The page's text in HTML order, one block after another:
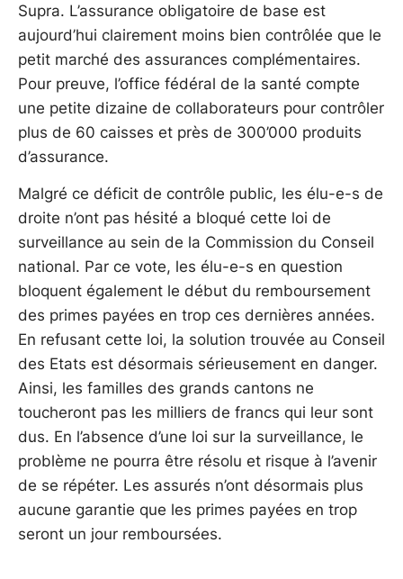
Supra. L’assurance obligatoire de base est
aujourd’hui clairement moins bien contrôlée que le
petit marché des assurances complémentaires.
Pour preuve, l’office fédéral de la santé compte
une petite dizaine de collaborateurs pour contrôler
plus de 60 caisses et près de 300’000 produits
d’assurance.
Malgré ce déficit de contrôle public, les élu-e-s de
droite n’ont pas hésité a bloqué cette loi de
surveillance au sein de la Commission du Conseil
national. Par ce vote, les élu-e-s en question
bloquent également le début du remboursement
des primes payées en trop ces dernières années.
En refusant cette loi, la solution trouvée au Conseil
des Etats est désormais sérieusement en danger.
Ainsi, les familles des grands cantons ne
toucheront pas les milliers de francs qui leur sont
dus. En l’absence d’une loi sur la surveillance, le
problème ne pourra être résolu et risque à l’avenir
de se répéter. Les assurés n’ont désormais plus
aucune garantie que les primes payées en trop
seront un jour remboursées.